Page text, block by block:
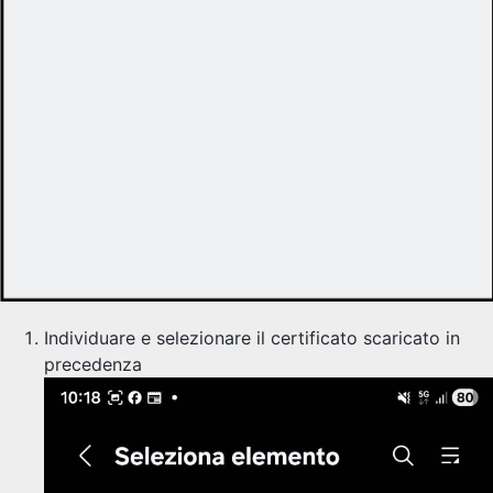
Individuare e selezionare il certificato scaricato in
precedenza